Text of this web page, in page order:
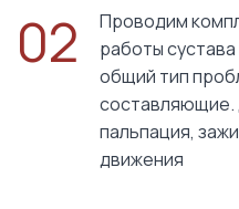
02
Проводим
работы
общий тип
составляющие.
пальпация,
движения